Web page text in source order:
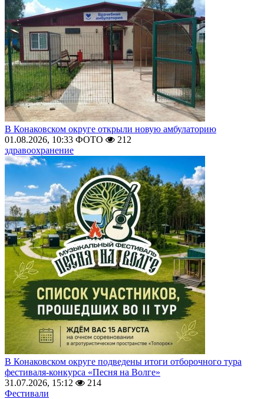
В Конаковском округе открыли новую амбулаторию
01.08.2026, 10:33 ФОТО
212
здравоохранение
В Конаковском округе подведены итоги отборочного тура
фестиваля-конкурса «Песня на Волге»
31.07.2026, 15:12
214
Фестивали